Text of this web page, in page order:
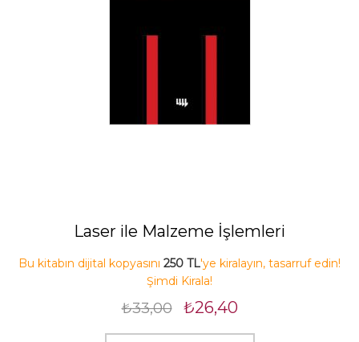
Laser ile Malzeme İşlemleri
Bu kitabın dijital kopyasını 250 TL'ye kiralayın, tasarruf edin!
Şimdi Kirala!
₺33,00 ₺26,40